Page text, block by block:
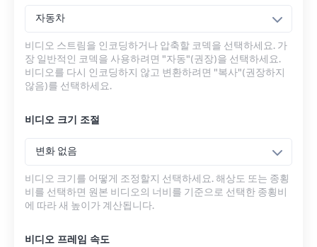
자동차
비디오 스트림을 인코딩하거나 압축할 코덱을 선택하세요. 가
장 일반적인 코덱을 사용하려면 "자동"(권장)을 선택하세요.
비디오를 다시 인코딩하지 않고 변환하려면 "복사"(권장하지
않음)를 선택하세요.
비디오 크기 조절
변화 없음
비디오 크기를 어떻게 조정할지 선택하세요. 해상도 또는 종횡
비를 선택하면 원본 비디오의 너비를 기준으로 선택한 종횡비
에 따라 새 높이가 계산됩니다.
비디오 프레임 속도